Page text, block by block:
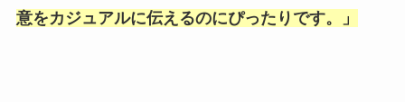
意をカジュアルに伝えるのにぴったりです。」